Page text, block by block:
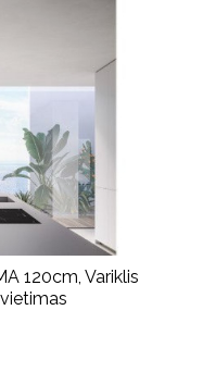
120cm, Variklis